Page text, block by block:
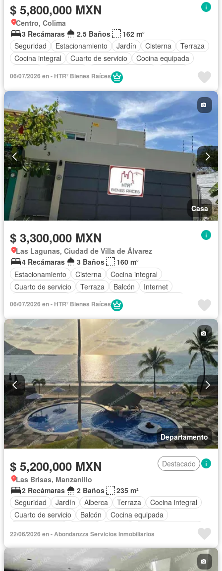
$ 5,800,000 MXN
Centro, Colima
3 Recámaras
2.5 Baños
162 m²
Seguridad
Estacionamiento Jardín Cisterna
Terraza
Cocina integral
Cuarto de servicio
Cocina equipada
Aire acondicionado
Televisión por cable
Zonas verdes
Caseta de vigilancia
Recámara con closet
Despacho
Wifi Permite niños
Permite mascotas
Completamente amueblado
06/07/2026 en - HTR² Bienes Raíces
Casa
$ 3,300,000 MXN
Las Lagunas, Ciudad de Villa de Álvarez
4 Recámaras
3 Baños
160 m²
Estacionamiento
Cisterna
Cocina integral
Cuarto de servicio
Terraza Balcón
Internet
Aire acondicionado
Recámara con closet
Permite niños
Permite mascotas Sin amueblar
06/07/2026 en - HTR² Bienes Raíces
Departamento
$ 5,200,000 MXN
Destacado
Las Brisas, Manzanillo
2 Recámaras
2 Baños
235 m²
Seguridad
Jardín Alberca Terraza
Cocina integral
Cuarto de servicio
Balcón
Cocina equipada
Aire acondicionado
Circuito cerrado de televisión
Electricidad
Cuarto de Limpieza
Televisión por cable
Gas natural
Zonas verdes
Vista panorámica
Recámara con closet
22/06/2026 en - Abondanzza Servicios Inmobiliarios